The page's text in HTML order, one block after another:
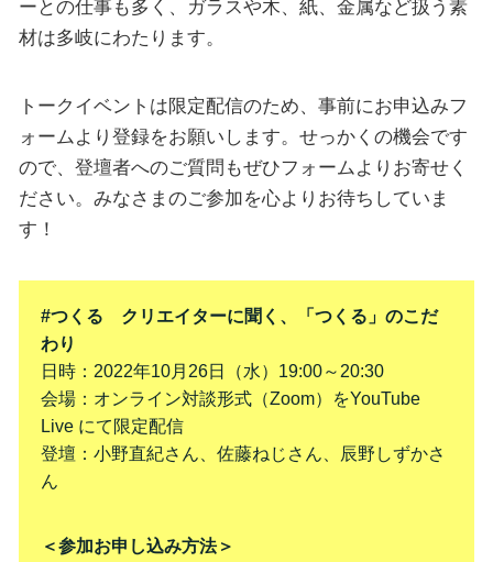
ーとの仕事も多く、ガラスや木、紙、金属など扱う素
材は多岐にわたります。
トークイベントは限定配信のため、事前にお申込みフ
ォームより登録をお願いします。せっかくの機会です
ので、登壇者へのご質問もぜひフォームよりお寄せく
ださい。みなさまのご参加を心よりお待ちしていま
す！
#つくる クリエイターに聞く、「つくる」のこだ
わり
日時：2022年10月26日（水）19:00～20:30
会場：オンライン対談形式（Zoom）をYouTube
Live にて限定配信
登壇：小野直紀さん、佐藤ねじさん、辰野しずかさ
ん
＜参加お申し込み方法＞